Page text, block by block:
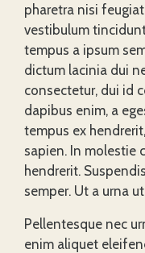
pharetra nisi
vestibulum
tempus a ipsum
dictum lacinia dui
consectetur, dui id
dapibus enim, a
tempus ex
sapien. In molestie
hendrerit.
semper. Ut a urna
Pellentesque nec
enim aliquet